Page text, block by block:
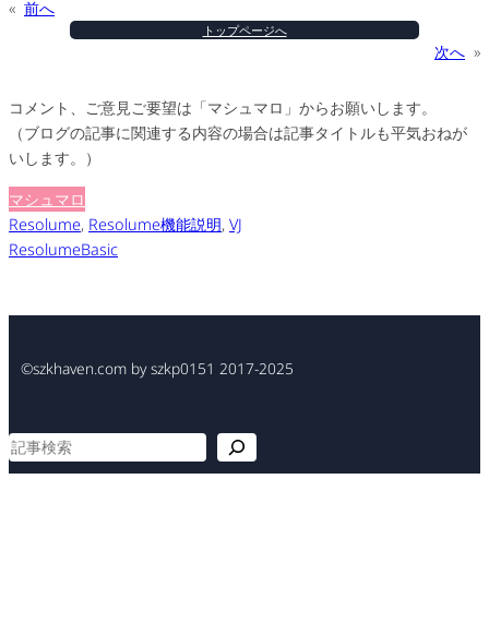
« 前へ
トップページへ
次へ »
コメント、ご意見ご要望は「マシュマロ」からお願いします。
（ブログの記事に関連する内容の場合は記事タイトルも平気おねが
いします。）
マシュマロ
Resolume, Resolume機能説明, VJ
ResolumeBasic
©szkhaven.com by szkp0151 2017-2025
検
索